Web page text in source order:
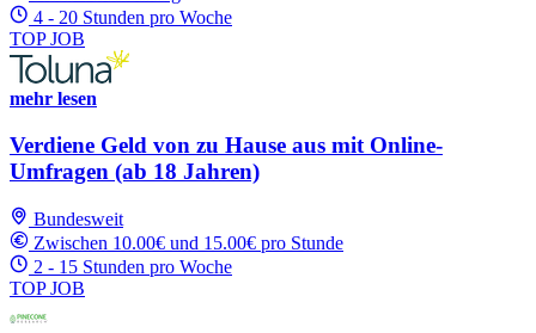
4 - 20 Stunden pro Woche
TOP JOB
mehr lesen
Verdiene Geld von zu Hause aus mit Online-
Umfragen (ab 18 Jahren)
Bundesweit
Zwischen 10.00€ und 15.00€ pro Stunde
2 - 15 Stunden pro Woche
TOP JOB